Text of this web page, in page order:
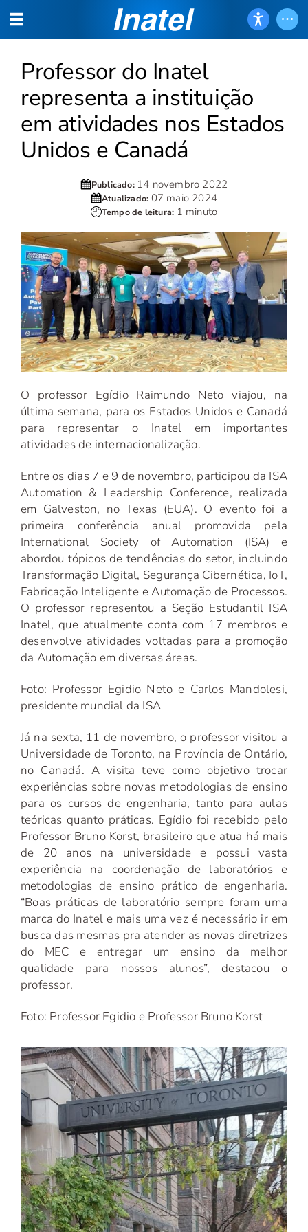
Professor do Inatel
representa a instituição
em atividades nos Estados
Unidos e Canadá
Publicado: 14 novembro 2022
Atualizado: 07 maio 2024
Tempo de leitura: 1 minuto
O professor Egídio Raimundo Neto viajou, na
última semana, para os Estados Unidos e Canadá
para representar o Inatel em importantes
atividades de internacionalização.
Entre os dias 7 e 9 de novembro, participou da ISA
Automation & Leadership Conference, realizada
em Galveston, no Texas (EUA). O evento foi a
primeira conferência anual promovida pela
International Society of Automation (ISA) e
abordou tópicos de tendências do setor, incluindo
Transformação Digital, Segurança Cibernética, IoT,
Fabricação Inteligente e Automação de Processos.
O professor representou a Seção Estudantil ISA
Inatel, que atualmente conta com 17 membros e
desenvolve atividades voltadas para a promoção
da Automação em diversas áreas.
Foto: Professor Egidio Neto e Carlos Mandolesi,
presidente mundial da ISA
Já na sexta, 11 de novembro, o professor visitou a
Universidade de Toronto, na Província de Ontário,
no Canadá. A visita teve como objetivo trocar
experiências sobre novas metodologias de ensino
para os cursos de engenharia, tanto para aulas
teóricas quanto práticas. Egídio foi recebido pelo
Professor Bruno Korst, brasileiro que atua há mais
de 20 anos na universidade e possui vasta
experiência na coordenação de laboratórios e
metodologias de ensino prático de engenharia.
“Boas práticas de laboratório sempre foram uma
marca do Inatel e mais uma vez é necessário ir em
busca das mesmas pra atender as novas diretrizes
do MEC e entregar um ensino da melhor
qualidade para nossos alunos”, destacou o
professor.
Foto: Professor Egidio e Professor Bruno Korst